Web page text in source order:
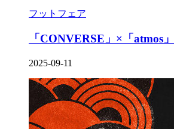
フットフェア
「CONVERSE」×「atmos
2025-09-11